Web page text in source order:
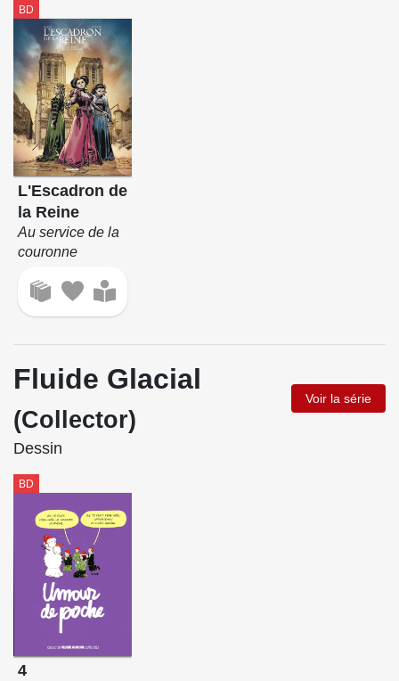
BD
L'Escadron de
la Reine
Au service de la
couronne
Fluide Glacial
(Collector)
Voir la série
Dessin
BD
4